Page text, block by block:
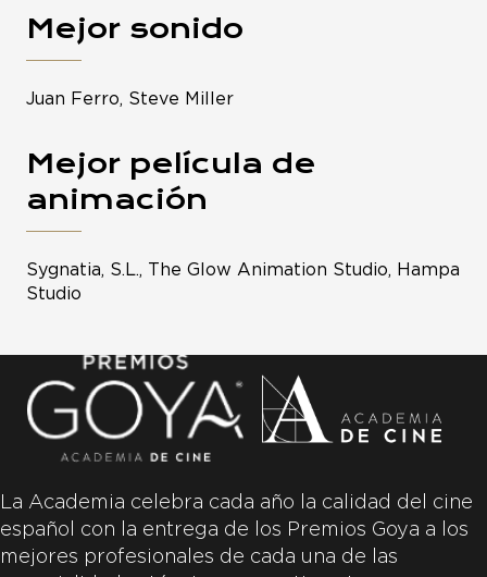
Mejor sonido
Juan Ferro, Steve Miller
Mejor película de
animación
Sygnatia, S.L., The Glow Animation Studio, Hampa
Studio
La Academia celebra cada año la calidad del cine
español con la entrega de los Premios Goya a los
mejores profesionales de cada una de las